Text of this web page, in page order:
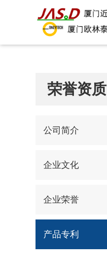
荣誉资质
公司简介
企业文化
企业荣誉
产品专利